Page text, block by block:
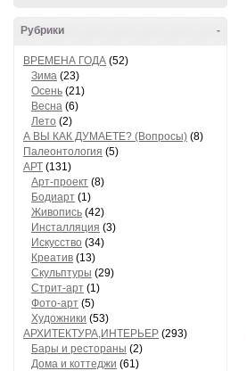
-
Рубрики
ВРЕМЕНА ГОДА (52)
Зима (23)
Осень (21)
Весна (6)
Лето (2)
А ВЫ КАК ДУМАЕТЕ? (Вопросы) (8)
Палеонтология (5)
АРТ (131)
Арт-проект (8)
Бодиарт (1)
Живопись (42)
Инсталляция (3)
Искусство (34)
Креатив (13)
Скульптуры (29)
Стрит-арт (1)
Фото-арт (5)
Художники (53)
АРХИТЕКТУРА,ИНТЕРЬЕР (293)
Бары и рестораны (2)
Дома и коттеджи (61)